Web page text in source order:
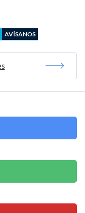
AVÍSANOS